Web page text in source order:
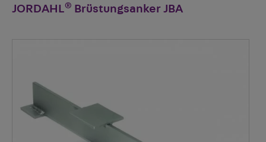
JORDAHL® Brüstungsanker JBA